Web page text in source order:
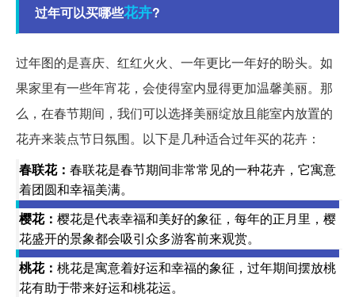
过年可以买哪些花卉?
过年图的是喜庆、红红火火、一年更比一年好的盼头。如
果家里有一些年宵花，会使得室内显得更加温馨美丽。那
么，在春节期间，我们可以选择美丽绽放且能室内放置的
花卉来装点节日氛围。以下是几种适合过年买的花卉：
春联花： 春联花是春节期间非常常见的一种花卉，它寓意
着团圆和幸福美满。
樱花： 樱花是代表幸福和美好的象征，每年的正月里，樱
花盛开的景象都会吸引众多游客前来观赏。
桃花： 桃花是寓意着好运和幸福的象征，过年期间摆放桃
花有助于带来好运和桃花运。